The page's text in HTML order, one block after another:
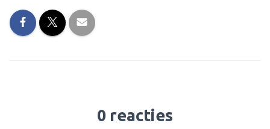
0 reacties